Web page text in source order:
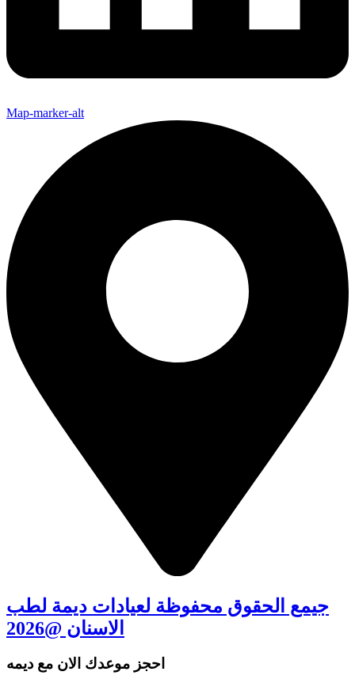
Map-marker-alt
جيمع الحقوق محفوظة لعيادات ديمة لطب
الاسنان @2026
احجز موعدك الان مع ديمه